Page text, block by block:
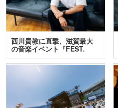
西川貴教に直撃、滋賀最大
の音楽イベント『FEST.
INA…